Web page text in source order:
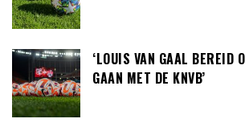
‘LOUIS VAN GAAL BEREID
GAAN MET DE KNVB’